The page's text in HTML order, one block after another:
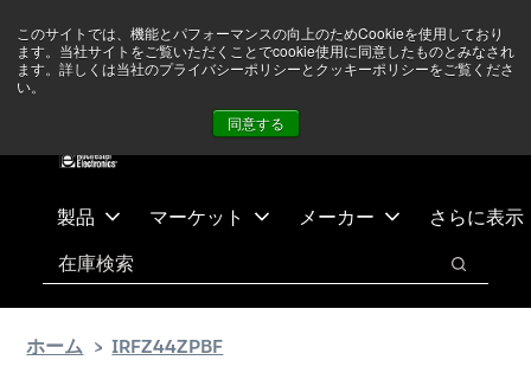
このサイトでは、機能とパフォーマンスの向上のためCookieを使用しており
ます。当社サイトをご覧いただくことでcookie使用に同意したものとみなされ
ます。詳しくは当社のプライバシーポリシーとクッキーポリシーをご覧くださ
い。
同意する
テ
ス
ありません 詳しい情報はこちら➜
製品 マーケット メーカー さらに表示
検索
検索
ホーム IRFZ44ZPBF